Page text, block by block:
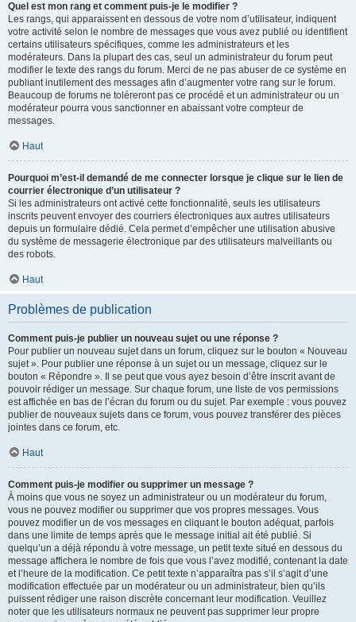
Quel est mon rang et comment puis-je le modifier ?
Les rangs, qui apparaissent en dessous de votre nom d’utilisateur, indiquent
votre activité selon le nombre de messages que vous avez publié ou identifient
certains utilisateurs spécifiques, comme les administrateurs et les
modérateurs. Dans la plupart des cas, seul un administrateur du forum peut
modifier le texte des rangs du forum. Merci de ne pas abuser de ce système en
publiant inutilement des messages afin d’augmenter votre rang sur le forum.
Beaucoup de forums ne toléreront pas ce procédé et un administrateur ou un
modérateur pourra vous sanctionner en abaissant votre compteur de
messages.
Haut
Pourquoi m’est-il demandé de me connecter lorsque je clique sur le lien de
courrier électronique d’un utilisateur ?
Si les administrateurs ont activé cette fonctionnalité, seuls les utilisateurs
inscrits peuvent envoyer des courriers électroniques aux autres utilisateurs
depuis un formulaire dédié. Cela permet d’empêcher une utilisation abusive
du système de messagerie électronique par des utilisateurs malveillants ou
des robots.
Haut
Problèmes de publication
Comment puis-je publier un nouveau sujet ou une réponse ?
Pour publier un nouveau sujet dans un forum, cliquez sur le bouton « Nouveau
sujet ». Pour publier une réponse à un sujet ou un message, cliquez sur le
bouton « Répondre ». Il se peut que vous ayez besoin d’être inscrit avant de
pouvoir rédiger un message. Sur chaque forum, une liste de vos permissions
est affichée en bas de l’écran du forum ou du sujet. Par exemple : vous pouvez
publier de nouveaux sujets dans ce forum, vous pouvez transférer des pièces
jointes dans ce forum, etc.
Haut
Comment puis-je modifier ou supprimer un message ?
À moins que vous ne soyez un administrateur ou un modérateur du forum,
vous ne pouvez modifier ou supprimer que vos propres messages. Vous
pouvez modifier un de vos messages en cliquant le bouton adéquat, parfois
dans une limite de temps après que le message initial ait été publié. Si
quelqu’un a déjà répondu à votre message, un petit texte situé en dessous du
message affichera le nombre de fois que vous l’avez modifié, contenant la date
et l’heure de la modification. Ce petit texte n’apparaîtra pas s’il s’agit d’une
modification effectuée par un modérateur ou un administrateur, bien qu’ils
puissent rédiger une raison discrète concernant leur modification. Veuillez
noter que les utilisateurs normaux ne peuvent pas supprimer leur propre